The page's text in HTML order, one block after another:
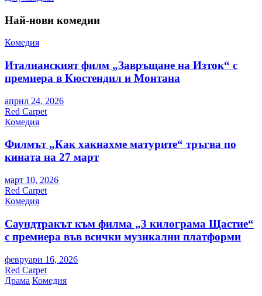
Най-нови комедии
Комедия
Италианският филм „Завръщане на Изток“ с
премиера в Кюстендил и Монтана
април 24, 2026
Red Carpet
Комедия
Филмът „Как хакнахме матурите“ тръгва по
кината на 27 март
март 10, 2026
Red Carpet
Комедия
Саундтракът към филма „3 килограма Щастие“
с премиера във всички музикални платформи
февруари 16, 2026
Red Carpet
Драма Комедия